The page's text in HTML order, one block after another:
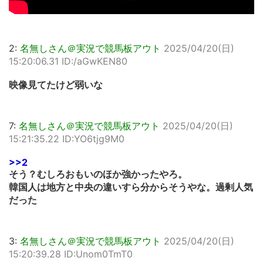
2: 名無しさん＠実況で競馬板アウト 2025/04/20(日)
15:20:06.31 ID:/aGwKEN80
映像見てたけど弱いな
7: 名無しさん＠実況で競馬板アウト 2025/04/20(日)
15:21:35.22 ID:YO6tjg9M0
>>2
そう？むしろおもいのほか強かったやろ。
韓国人は地方と中央の違いすら分からそうやな。過剰人気
だった
3: 名無しさん＠実況で競馬板アウト 2025/04/20(日)
15:20:39.28 ID:Unom0TmT0